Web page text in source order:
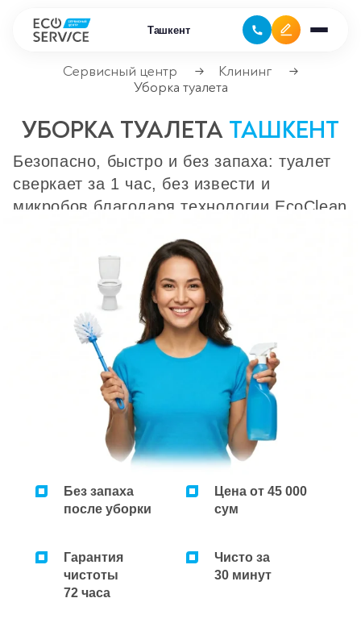
Ташкент
Ремонт компьютерной техники
Ремонт офисной техники
Ремонт цифровой техники
Сервисные центры
Ремонт кофемашин
Ремонт микроволновок
Ремонт парогенераторов
Ремонт пылесосов
Сервисный центр → Клининг
→
Уборка туалета
УБОРКА ТУАЛЕТА ТАШКЕНТ
Безопасно, быстро и без запаха: туалет
сверкает за 1 час, без извести и
микробов благодаря технологии EcoClean
Без запаха
после уборки
Цена от 45 000
сум
Гарантия
чистоты
72 часа
Чисто за
30 минут